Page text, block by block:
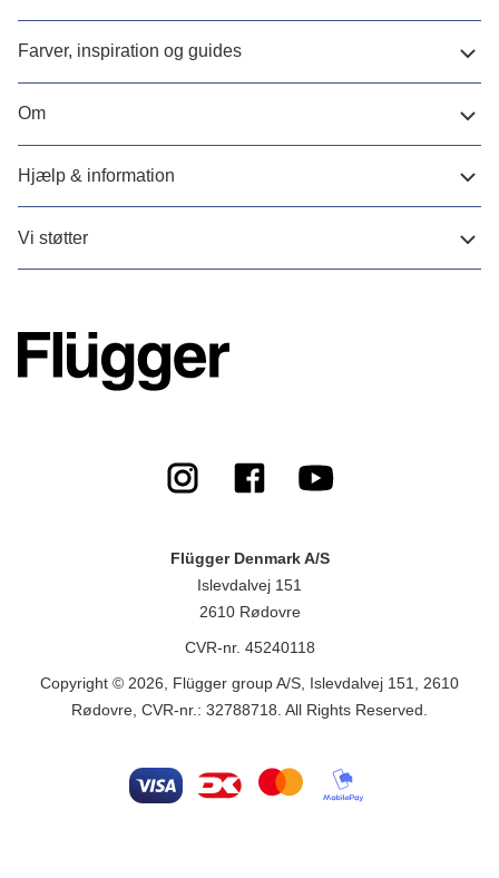
Farver, inspiration og guides
Om
Hjælp & information
Vi støtter
Flügger Denmark A/S
Islevdalvej 151
2610 Rødovre
CVR-nr. 45240118
Copyright © 2026, Flügger group A/S, Islevdalvej 151, 2610
Rødovre, CVR-nr.: 32788718. All Rights Reserved.